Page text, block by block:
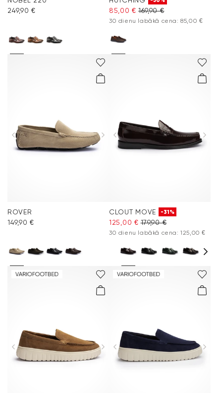
249,90 €
85,00 € 169,90 €
30 dienu labākā cena: 85,00 €
ROVER
149,90 €
CLOUT MOVE -31%
125,00 € 179,90 €
30 dienu labākā cena: 125,00 €